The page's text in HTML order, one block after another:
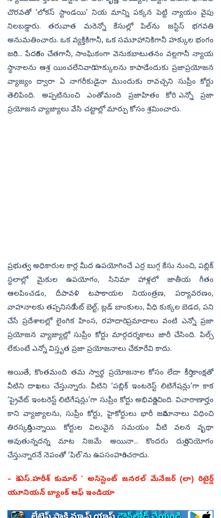
చొరవతో ‘లోకస్‌ స్టాండయి’ నియ మాన్ని పక్కన పెట్టి న్యాయం వైపు
నిలబడ్డారు. తరువాత మరెన్నో కేసుల్లో పిల్‌ను జస్టిస్‌ భగవతి
అనుమతించారు. ఒక వ్యక్తికిగానీ, ఒక సమూహానికిగానీ హక్కుల భంగం
జరిగి... పేదరికం చేతగానీ, సాంఘికంగా వెనుకబాటుతనం వల్లగానీ న్యాయ
స్థానాలను ఆశ్ర యించలేనివారి హక్కులను కాపాడేందుకు ప్రజాప్రయోజన
వ్యాజ్యం ద్వారా ఏ నాగరీకుడైనా ముందుకు రావచ్చని సుప్రీం కోర్టు
తెలిపింది. అప్పటినుంచి ఎంతోమంది ప్రజాహితం కోరి ఎన్నో ప్రజా
ప్రయోజన వ్యాజ్యాలు వేసి చట్టాల్లో మార్పు కోసం శ్రమించారు.
ప్రభుత్వ అధికారుల కార్ల మీద ఉపయోగించే ఎర్ర బుగ్గ కేసు నుంచి, పబ్లిక్‌
స్థలాల్లో మైకుల ఉపయోగం, సినిమా హాళ్లలో జాతీయ గీతం
ఆలపించడం, దీపావళి టపాకాయల నియంత్రణ, పర్యావరణం,
వాహనాలకు తప్పనిసరి సీట్‌ బెల్ట్, బ్లడ్‌ బాంకులు, వీధి కుక్కల బెడద, పని
చేసే ప్రదేశాలల్లో లైంగిక హింస, రహదారి ప్రమాదాలు వంటి ఎన్నో ప్రజా
ప్రయోజన వ్యాజ్యాల్లో సుప్రీం కోర్టు మార్గదర్శకాలు జారీ చేసింది. పిల్స్‌
లేకుంటే ఎన్నో విస్తృత ప్రజా ప్రయోజనాలు చేకూరేవి కాదు.
అయితే, కొంతమంది తమ స్వార్థ ప్రయోజనాల కోసం లేదా కీర్తి కాంక్షతో
వీటిని దాఖలు చేస్తున్నారు. వీటిని ‘పబ్లిక్‌ ఇంటరెస్ట్‌ లిటిగేషన్లు’గా కాక
‘ప్రైవేట్‌ ఇంటరెస్ట్‌ లిటిగేషన్లు’గా సుప్రీం కోర్టు అభివర్ణించింది. విచారాణార్హం
కాని వ్యాజ్యాలను, సుప్రీం కోర్టు, హైకోర్టులు భారీ జరిమానాలు విధించి
తిరస్కరిస్తున్నాయి. కోర్టుల విలువైన సమయం వీటి వలన వృథా
అవుతున్నదన్న మాట నిజమే అయినా... కొందరు దుర్వినియోగం
చేస్తున్నారనే నెపంతో ‘పిల్‌’ను ఉపసంహరించరాదు.
– కె.ఎస్‌.హరీశ్‌ కుమార్‌ ‘ అసిస్టెంట్‌ జనరల్‌ మేనేజర్‌ (లా) రిటైర్డ్
యూనియన్‌ బ్యాంక్‌ ఆఫ్‌ ఇండియా